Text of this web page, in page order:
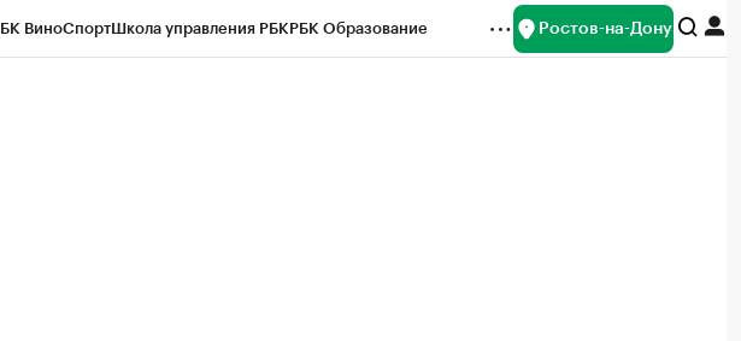
ВиноСпортШкола управления РБКРБК Образование Ростов-на-Дону